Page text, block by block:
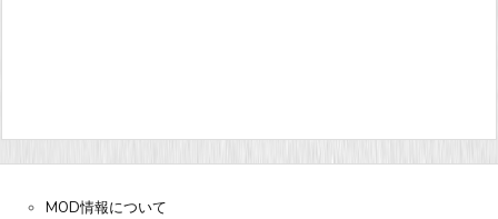
MOD情報について